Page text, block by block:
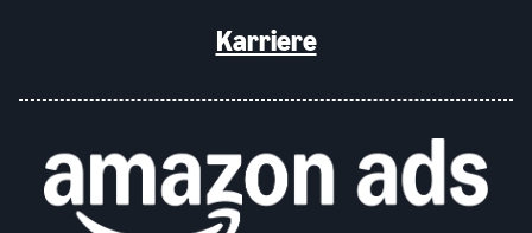
Karriere